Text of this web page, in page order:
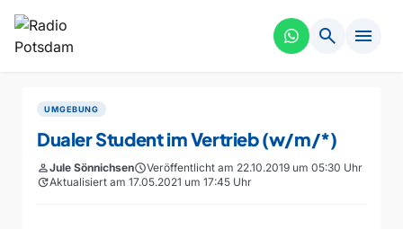
search menu
UMGEBUNG
Dualer Student im Vertrieb (w/m/*)
personJule SönnichsenscheduleVeröffentlicht am 22.10.2019 um 05:30 Uhr
updateAktualisiert am 17.05.2021 um 17:45 Uhr